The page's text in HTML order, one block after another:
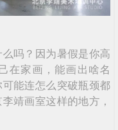
吗？因为暑假是你高
在家画，能画出啥名
能连怎么突破瓶颈都
靖画室这样的地方，